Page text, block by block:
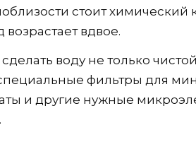
стоит химический
возрастает вдвое.
воду не только
фильтры для
и другие нужные